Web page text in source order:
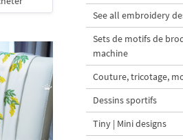
See all embroidery
Sets de motifs de
machine
Couture, tricotage,
Dessins sportifs
Tiny | Mini designs